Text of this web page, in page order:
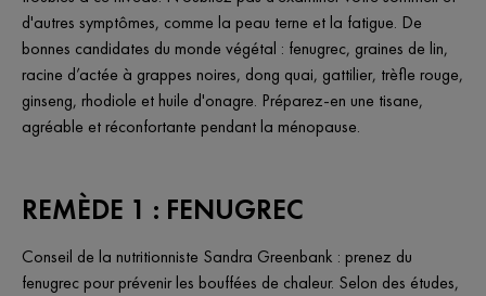
d'autres symptômes, comme la peau terne et la fatigue. De
bonnes candidates du monde végétal : fenugrec, graines de lin,
racine d’actée à grappes noires, dong quai, gattilier, trèfle rouge,
ginseng, rhodiole et huile d'onagre. Préparez-en une tisane,
agréable et réconfortante pendant la ménopause.
REMÈDE 1 : FENUGREC
Conseil de la nutritionniste Sandra Greenbank : prenez du
fenugrec pour prévenir les bouffées de chaleur. Selon des études,